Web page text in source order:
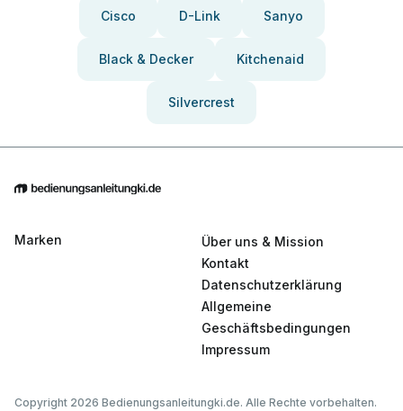
Cisco D-Link Sanyo
Black & Decker Kitchenaid
Silvercrest
Marken
Über uns & Mission
Kontakt
Datenschutzerklärung
Allgemeine
Geschäftsbedingungen
Impressum
Copyright 2026 Bedienungsanleitungki.de. Alle Rechte vorbehalten.